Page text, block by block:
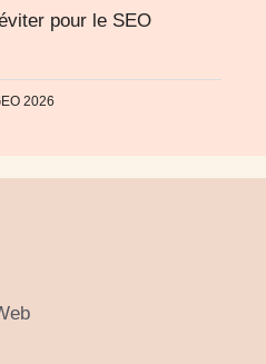
pour le SEO
2026